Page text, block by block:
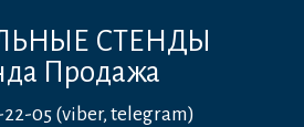
СТЕНДЫ
Продажа
22-05 (viber, telegram)